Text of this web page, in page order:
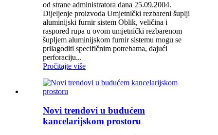
od strane administratora dana 25.09.2004.
Dijeljenje proizvoda Umjetnički rezbareni šuplji
aluminijski furnir sistem Oblik, veličina i
raspored rupa u ovom umjetnički rezbarenom
šupljem aluminijskom furnir sistemu mogu se
prilagoditi specifičnim potrebama, dajući
perforaciju...
Pročitajte više
Novi trendovi u budućem
kancelarijskom prostoru